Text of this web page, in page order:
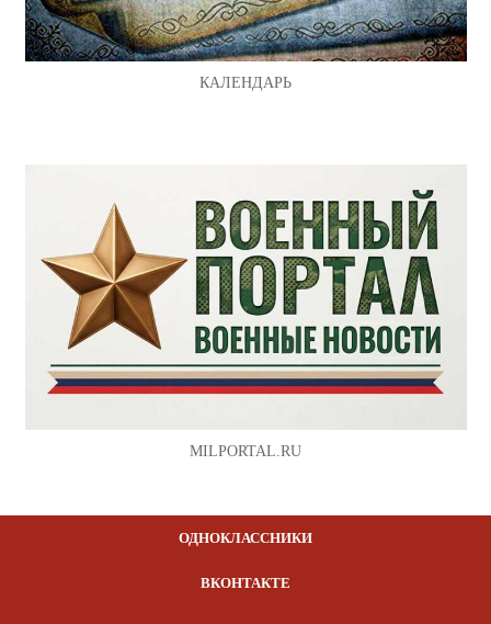
КАЛЕНДАРЬ
MILPORTAL.RU
ОДНОКЛАССНИКИ
ВКОНТАКТЕ